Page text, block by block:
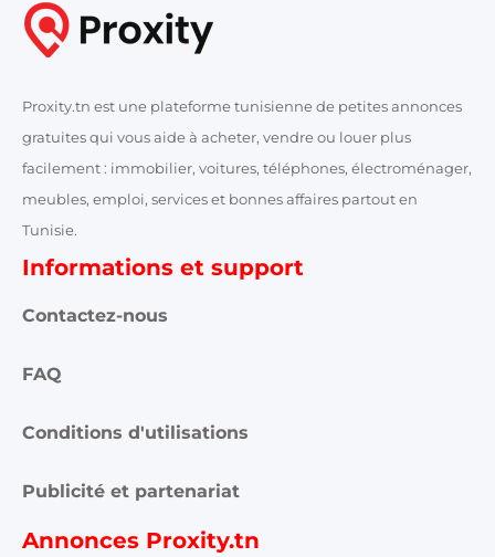
Proxity.tn est une plateforme tunisienne de petites annonces
gratuites qui vous aide à acheter, vendre ou louer plus
facilement : immobilier, voitures, téléphones, électroménager,
meubles, emploi, services et bonnes affaires partout en
Tunisie.
Informations et support
Contactez-nous
FAQ
Conditions d'utilisations
Publicité et partenariat
Annonces Proxity.tn